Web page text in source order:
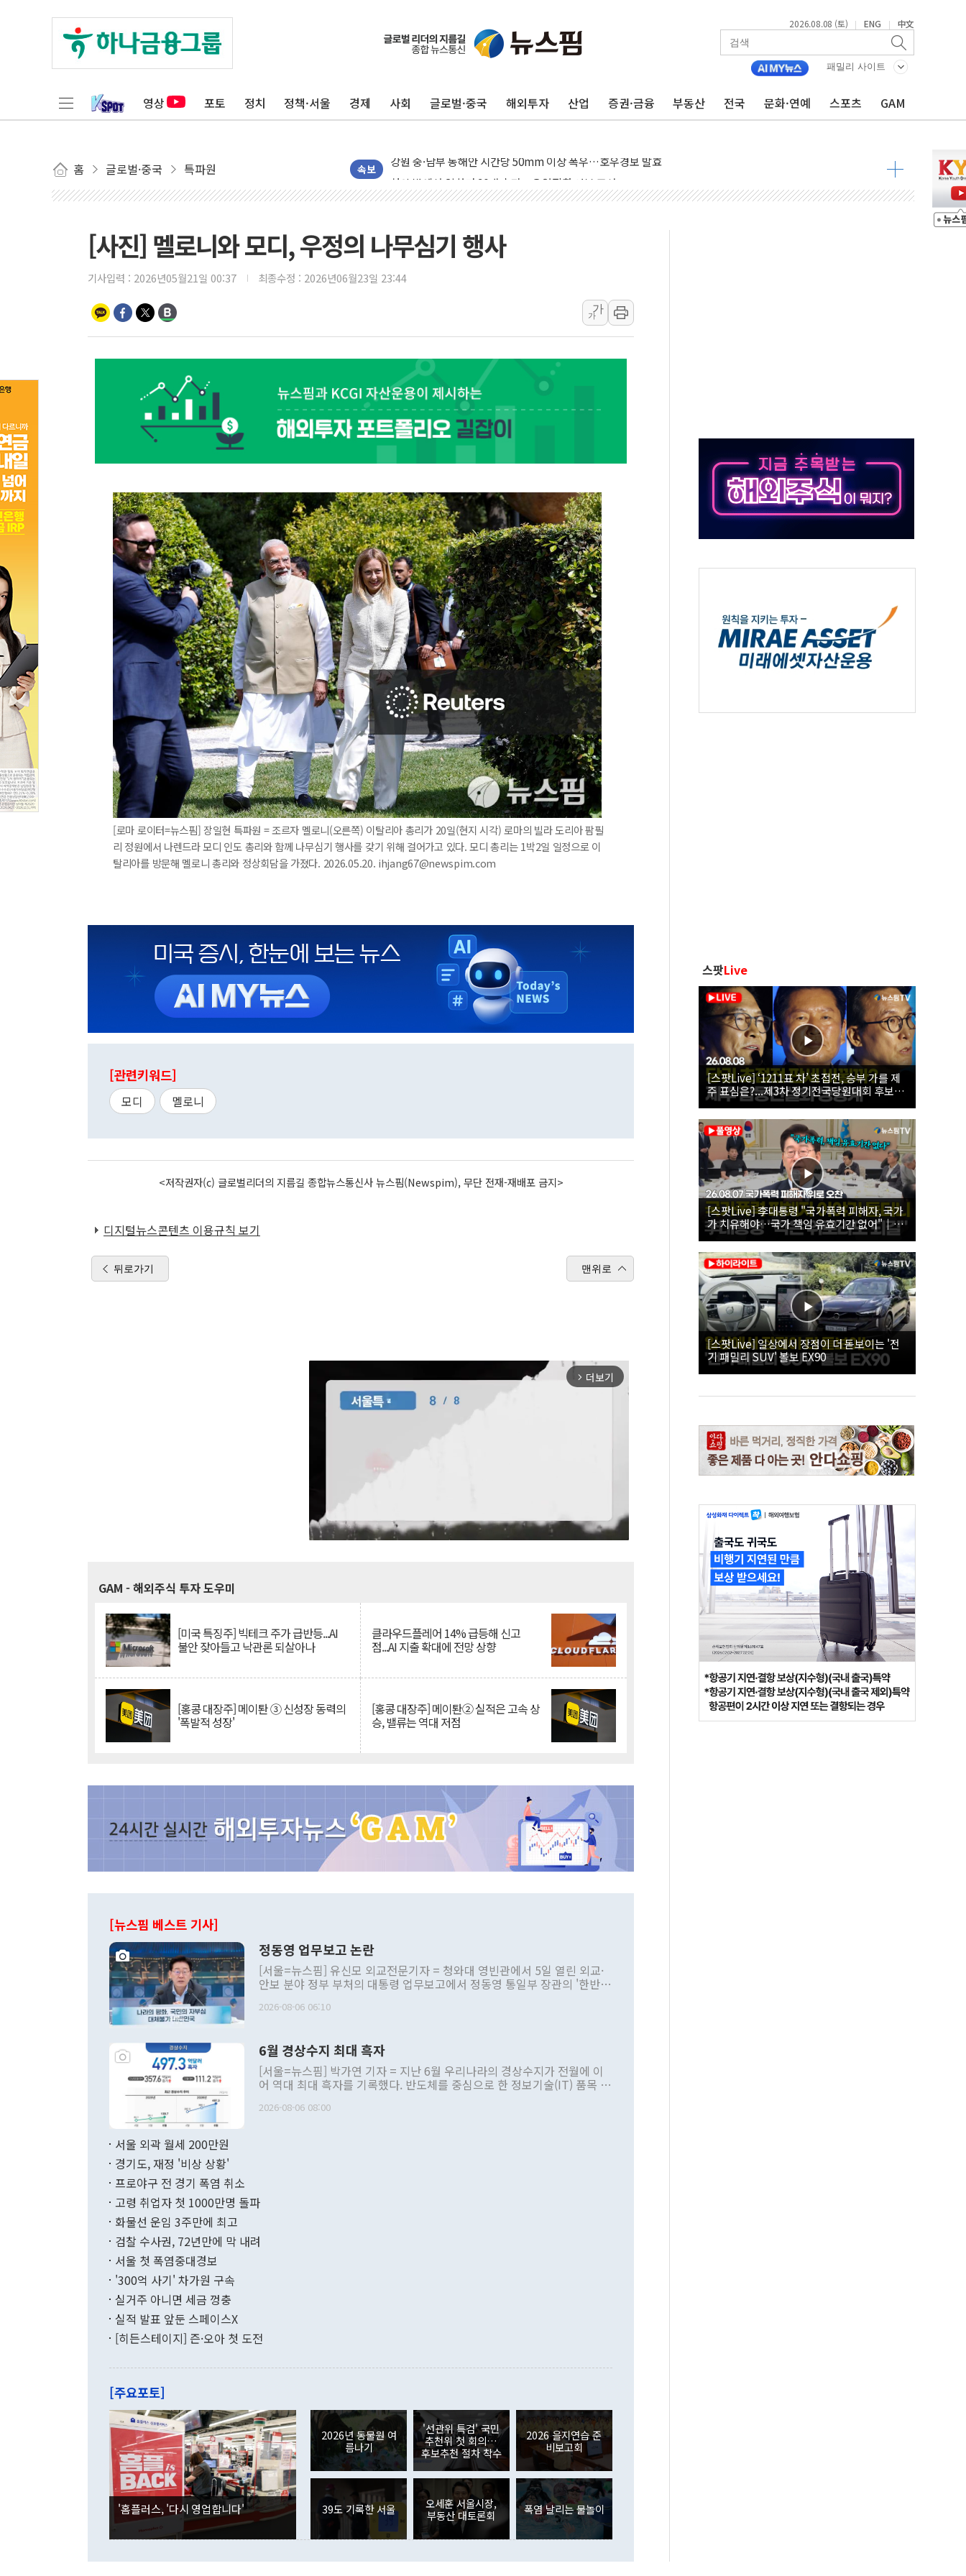
2026.08.08 (토) | ENG | 中文
패밀리 사이트
영상 포토 정치 정책·서울 경제 사회 글로벌·중국 해외투자 산업 증권·금융 부동산 전국 문화·연예 스포츠 GAM
홈 글로벌·중국 특파원 속보
동해중부 전 해상 풍랑주의보…10일까지 최대 3.5m 높은 물결
연일 폭염에 온열질환 사망 23명…정부, 비상대응기구 가동
인제 용대리 계곡서 수위 상승으로 피서객 7명 고립…전원 구조
동해시, 11~14일 '별똥별 멍' 운영…페르세우스 유성우 관측
청양 밭에서 일하던 90대 숨져…온열질환 여부 조사
폭염에 車 운전면허 기능시험 오전 집중 편성…체감온도 38도 넘으면 중단
'호우 특보' 경북 울진 시간당 20~30mm 강한 비...가뭄 해소될 듯
주말 무더위·열대야 지속…내륙 곳곳 소나기
오세훈 "용산공원 주택 검토, 민주당 스스로 원칙 뒤집는 것"
충북 주말 무더위 지속…청주·진천 35도, 곳곳 소나기
10월 보완수사권 폐지·공소청 출범…피해자들 '범죄 사각지대' 우려
한상협, 업계 개인정보 보안 새판 짠다…'자율규제단체' 타진
민주당, 오늘 제주·인천 경선 발표...김민석 '재역전' vs 정청래 '격차 확대'
뉴욕증시, 고용 쇼크에 금리 인상 우려 후퇴…S&P500 최고치
트럼프, 쿡 연준 이사 해임 재추진…"26일까지 의혹 소명" 요구
유럽증시, 美 고용 예상 밖 부진에 연준 금리 인상 가능성 낮아지며 상승… STOXX 600 지수는 나흘 연속 최고치
미 연준 매파 기세 꺾이나…고용 감소에 9월 동결 전망 우세
[사진] 멜로니와 모디, 우정의 나무심기 행사
기사입력 : 2026년05월21일 00:37 최종수정 : 2026년06월23일 23:44
가
가
[로마 로이터=뉴스핌] 장일현 특파원 = 조르자 멜로니(오른쪽) 이탈리아 총리가 20일(현지 시각) 로마의 빌라 도리아 팜필
리 정원에서 나렌드라 모디 인도 총리와 함께 나무심기 행사를 갖기 위해 걸어가고 있다. 모디 총리는 1박2일 일정으로 이
탈리아를 방문해 멜로니 총리와 정상회담을 가졌다. 2026.05.20. ihjang67@newspim.com
[관련키워드]
모디 멜로니
<저작권자(c) 글로벌리더의 지름길 종합뉴스통신사 뉴스핌(Newspim), 무단 전재-재배포 금지>
디지털뉴스콘텐츠 이용규칙 보기
뒤로가기 맨위로
arrow_forward_ios 더보기
GAM - 해외주식 투자 도우미
[미국 특징주] 빅테크 주가 급반등...AI
불안 잦아들고 낙관론 되살아나
클라우드플레어 14% 급등해 신고
점...AI 지출 확대에 전망 상향
[홍콩 대장주] 메이퇀 ③ 신성장 동력의
'폭발적 성장'
[홍콩 대장주] 메이퇀② 실적은 고속 상
승, 밸류는 역대 저점
[뉴스핌 베스트 기사]
정동영 업무보고 논란
[서울=뉴스핌] 유신모 외교전문기자 = 청와대 영빈관에서 5일 열린 외교·
안보 분야 정부 부처의 대통령 업무보고에서 정동영 통일부 장관의 '한반도
발언 중에는 정부 내 조율을 거치지 않은 사안을 정책으로 추진하겠다고 공
주의적 희망에 근거한 비현실적 구상'이라는 비판을 내놨다. 그동안 정 장
관의 대북 정책 관련 발언이 물의를 빚은 적은 여러 번 있지만 대통령과 유
관 부처 장관이 공개적으로 부정적 입장을 표명한 것은 이례적이다. 정 장
관의 무리한 대북 접근법과 월권을 제어해야 한다는 목소리도 높아지고 있
다. [정동영 통일부 장관이 지난달 23일 오후 서울 종로구 정부서울청사에
무너졌다고도 했다. 또 "현 시점에서 흘러간 선(先)비핵화만 되뇌는 것은
함께 4자 대화의 동력을 확보하기 위해 최선을 다할 것"이라고 말했다. 하
"우리의 선의대로 하는 게 과연 한반도의 평화와 안정에 플러스냐, 결론적
관은 업무보고 사후 브리핑에서 정 장관이 언급한 '4자 회담'에 대해 "이상
이 9월 러시아 블라디보스토크에서 열리는 '동방경제포럼(EEF)'을 언급하
며 "정부 차원에서 (참석을) 검토하고 있다"고 발언한 데 대해서도 조 장관
은 "그것은 외교부의 몫"이라며 "아직 거기까지 진도가 나가지 않았다"고
잘랐다. 정 장관이 이날 소개한 대북 구상과 설명은 정부 내 조율을 거치지
않았다는 점에서 문제가 있다. 특히 주적 표현 대체와 국호 사용, 9·19 군
사합의 복원, 4자회담 추진 등은 통일부 장관이 결정할 사안이 아니어서 월
권이라는 지적이 나오고 있다. 이 대통령은 정 장관의 업무보고를 듣고 난
뒤 "여기 업무보고에 발표했다고 승인난 건 아니다"라고 재차 확인했다. 정
부의 한 소식통은 "정 장관의 발언 내용은 대부분 국가안전보장회의(NSC)
를 거쳐 결정된 사안이 아닌 정 장관의 개인적 생각에 가깝다"며 "안보 관
련 부처 장관이 정부의 공식 정책이 아닌 사안을 추진하겠다고 업무보고를
하고 대통령의 면전에서 '국군통수권자가 나서야 한다'고 주장한 것은 심각
2026-08-06 06:10
6월 경상수지 최대 흑자
[서울=뉴스핌] 박가연 기자 = 지난 6월 우리나라의 경상수지가 전월에 이
어 역대 최대 흑자를 기록했다. 반도체를 중심으로 한 정보기술(IT) 품목 수
료=한국은행] 한국은행이 6일 발표한 '2026년 6월 국제수지(잠정)'에 따르
며 월간 기준 처음으로 1000억달러를 넘어섰다. 상품수입은 644억8000만
196.9% 급증했고 컴퓨터·주변기기(SSD)는 282.7% 증가했다. IT 품목
수출은 160.4% 늘었으며 비IT 품목도 ▲석유제품(47.5%) ▲화공품
기록했지만 지식재산권사용료수지는 전월 흑자에서 4억4000만달러 적자
로 전환됐다. 본원소득수지는 배당소득을 중심으로 32억7000만달러 흑자
는 배당수입이 늘어난 데다 전월 분기배당에 따른 기저효과로 배당지급이
였던 올해 3월(369억9000만달러)을 넘어선 것이다. 직접투자에서는 내국
인의 해외투자가 80억1000만달러, 외국인의 국내투자가 46억3000만달러
각각 증가했다. 증권투자에서는 외국인의 국내 주식 매도세가 이어졌다. 외
국인의 국내 주식 투자는 차익실현 매도 등의 영향으로 316억1000만달러
감소하며 전월(-310억5000만달러)에 이어 역대 최대 순매도 기록을 다시
경신했다. 외국인의 국내 채권투자는 세계국채지수(WGBI) 자금 유입에도
분기 말 만기도래 영향으로 증가 폭이 줄어든 52억9000만달러를 기록했
다. 내국인의 해외 증권투자는 주식을 중심으로 35억6000만달러 증가했
다. eoyn2@newspim.com
2026-08-06 08:00
서울 외곽 월세 200만원
경기도, 재정 '비상 상황'
프로야구 전 경기 폭염 취소
고령 취업자 첫 1000만명 돌파
화물선 운임 3주만에 최고
검찰 수사권, 72년만에 막 내려
서울 첫 폭염중대경보
'300억 사기' 차가원 구속
실거주 아니면 세금 껑충
실적 발표 앞둔 스페이스X
[히든스테이지] 즌·오아 첫 도전
[주요포토]
'홈플러스, '다시 영업합니다'
2026년 동물원 여
름나기
'선관위 특검' 국민
추천위 첫 회의…
후보추천 절차 착수
2026 을지연습 준
비보고회
39도 기록한 서울
오세훈 서울시장,
부동산 대토론회
폭염 날리는 물놀이
스팟Live
[스팟Live] ‘1211표 차’ 초접전, 승부 가를 제
주 표심은?...제3차 정기전국당원대회 후보자
제주 합동연설회 생중계 | 26.08.08
[스팟Live] 李대통령 "국가폭력 피해자, 국가
가 치유해야…국가 책임 유효기간 없어"｜
26.08.07 국가폭력 피해자 위로 오찬
[스팟Live] 일상에서 장점이 더 돋보이는 '전
기 패밀리 SUV' 볼보 EX90